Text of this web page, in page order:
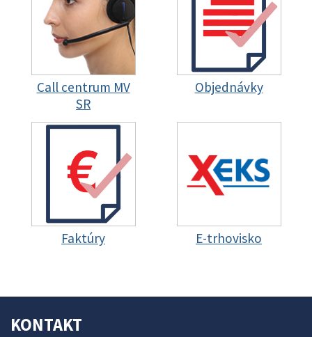
Call centrum MV
SR
Objednávky
Faktúry E-trhovisko
KONTAKT